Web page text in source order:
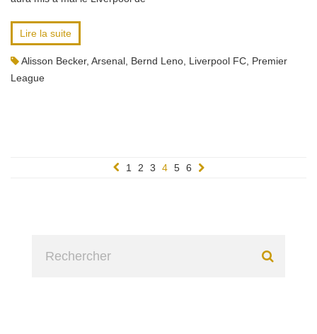
Lire la suite
Alisson Becker, Arsenal Bernd Leno Liverpool FC Premier
League
1 2 3 4 5 6